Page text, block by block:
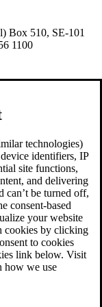
Box 510, SE-101
1100
technologies)
identifiers, IP
site functions,
and delivering
can’t be turned off,
consent-based
your website
cookies by clicking
to cookies
link below. Visit
how we use